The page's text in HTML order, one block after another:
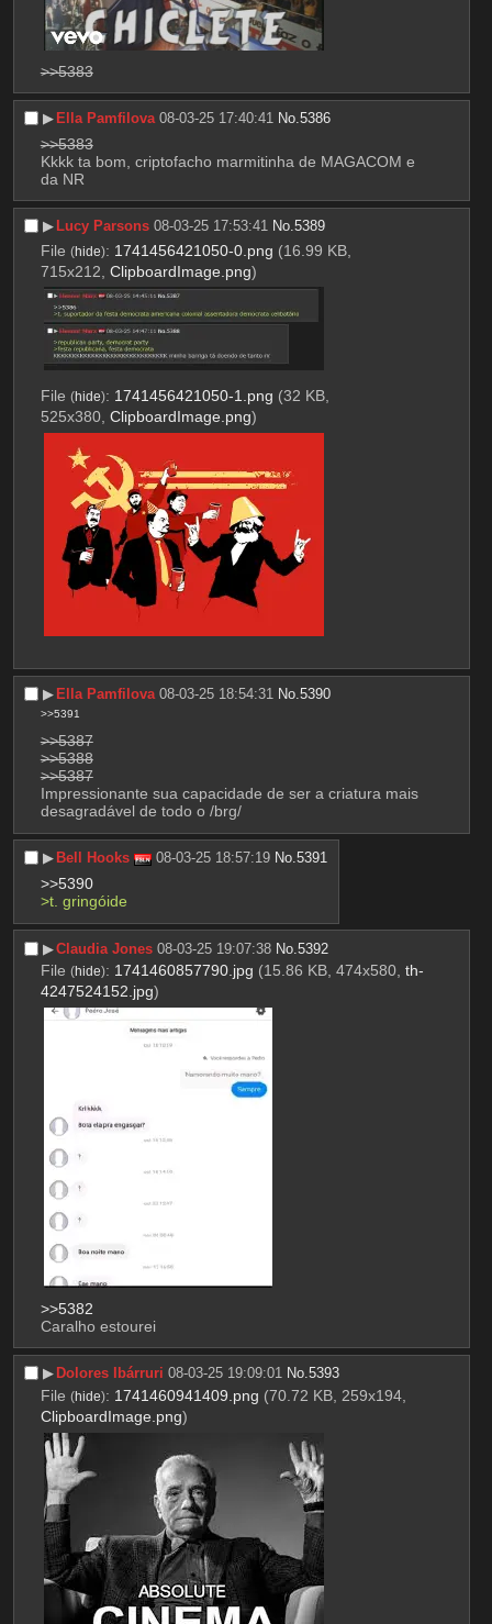
>>5383
▶︎ Ella Pamfilova 08-03-25 17:40:41 No.5386
>>5383
Kkkk ta bom, criptofacho marmitinha de MAGACOM e
da NR
▶︎ Lucy Parsons 08-03-25 17:53:41 No.5389
File (hide): 1741456421050-0.png (16.99 KB,
715x212, ClipboardImage.png)
File (hide): 1741456421050-1.png (32 KB,
525x380, ClipboardImage.png)
▶︎ Ella Pamfilova 08-03-25 18:54:31 No.5390
>>5391
>>5387
>>5388
>>5387
Impressionante sua capacidade de ser a criatura mais
desagradável de todo o /brg/
▶︎ Bell Hooks 08-03-25 18:57:19 No.5391
>>5390
>t. gringóide
▶︎Claudia Jones 08-03-25 19:07:38 No.5392
File (hide): 1741460857790.jpg (15.86 KB, 474x580, th-
4247524152.jpg)
>>5382
Caralho estourei
▶︎ Dolores Ibárruri 08-03-25 19:09:01 No.5393
File (hide): 1741460941409.png (70.72 KB, 259x194,
ClipboardImage.png)